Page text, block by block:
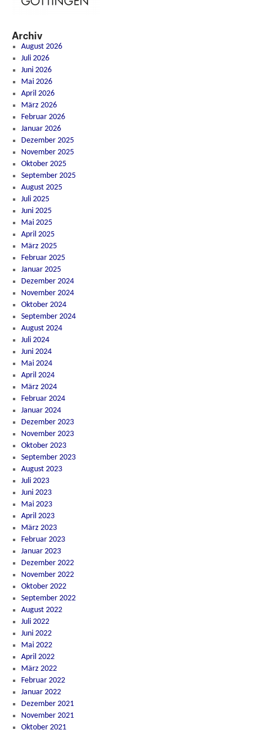
Archiv
August 2026
Juli 2026
Juni 2026
Mai 2026
April 2026
März 2026
Februar 2026
Januar 2026
Dezember 2025
November 2025
Oktober 2025
September 2025
August 2025
Juli 2025
Juni 2025
Mai 2025
April 2025
März 2025
Februar 2025
Januar 2025
Dezember 2024
November 2024
Oktober 2024
September 2024
August 2024
Juli 2024
Juni 2024
Mai 2024
April 2024
März 2024
Februar 2024
Januar 2024
Dezember 2023
November 2023
Oktober 2023
September 2023
August 2023
Juli 2023
Juni 2023
Mai 2023
April 2023
März 2023
Februar 2023
Januar 2023
Dezember 2022
November 2022
Oktober 2022
September 2022
August 2022
Juli 2022
Juni 2022
Mai 2022
April 2022
März 2022
Februar 2022
Januar 2022
Dezember 2021
November 2021
Oktober 2021